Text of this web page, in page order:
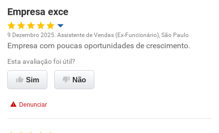
Empresa exce
Oportunidade de promoção
Ambiente de trabalho
Benefícios
9 Dezembro 2025. Assistente de Vendas (Ex-Funcionário), São Paulo
Empresa com poucas oportunidades de crescimento.
Esta avaliação foi útil?
Sim Não
Denunciar